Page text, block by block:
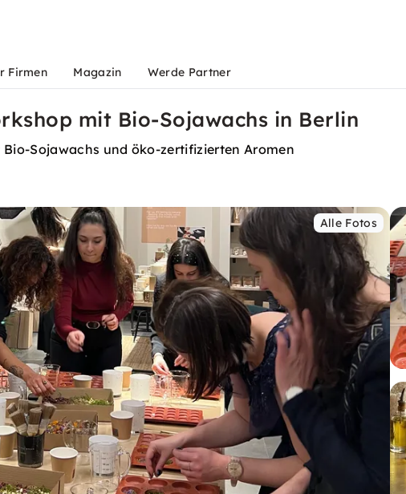
Firmen Magazin Werde Partner
mit Bio-Sojawachs in Berlin
Sojawachs und öko-zertifizierten Aromen
Alle Fotos